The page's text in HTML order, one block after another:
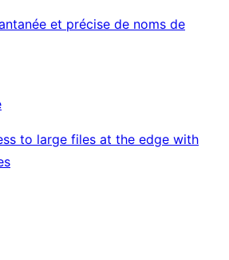
et précise de noms de
to large files at the edge with